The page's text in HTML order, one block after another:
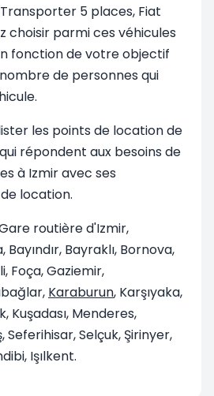
5 places, Fiat
choisir parmi ces véhicules
fonction de votre objectif
de personnes qui
les points de location de
qui répondent aux besoins de
à Izmir avec ses
location.
routière d'Izmir,
Bayraklı, Bornova,
Foça, Gaziemir,
Karaburun, Karşıyaka,
Kuşadası, Menderes,
Seferihisar, Selçuk, Şirinyer,
Işılkent.